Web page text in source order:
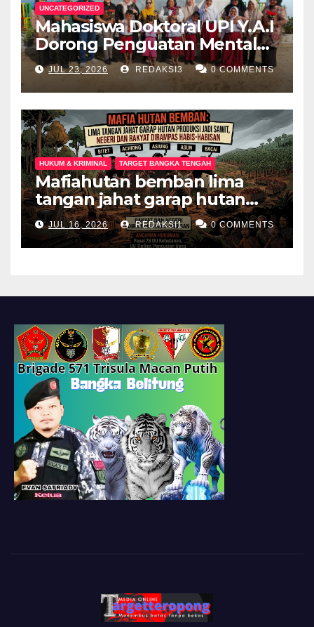
UNCATEGORIZED
Mahasiswa Doktoral UPI Y.A.I
Dorong Penguatan Mental
Keluarga Anak
Berkebutuhan Khusus di
Palembang
JUL 23, 2026 REDAKSI3 0 COMMENTS
HUKUM & KRIMINAL TARGET BANGKA TENGAH
Mafiahutan bemban lima
tangan jahat garap hutan
produksi jadi perkebunan
sawit negeri dan rakyat
dirampas habis habisan
JUL 16, 2026 REDAKSI1 0 COMMENTS